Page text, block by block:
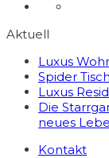
Aktuell
Luxus
Spider
Luxus
Die
neues
Kontakt